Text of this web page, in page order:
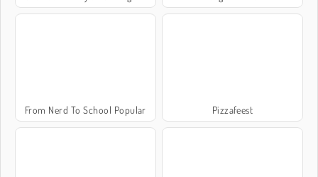
From Nerd To School Popular Pizzafeest